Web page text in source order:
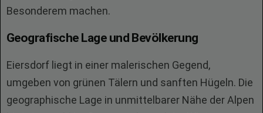
Besonderem machen.
Geografische Lage und Bevölkerung
Eiersdorf liegt in einer malerischen Gegend,
umgeben von grünen Tälern und sanften Hügeln. Die
geographische Lage in unmittelbarer Nähe der Alpen